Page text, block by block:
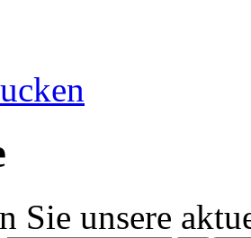
Sie unsere